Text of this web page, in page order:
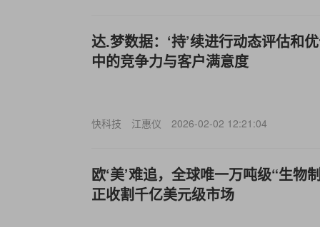
达.梦数据：‘持’续进行动态评估和
中的竞争力与客户满意度
快科技 江惠仪 2026-02-02 12:21:04
欧‘美’难追，全球唯一万吨级“生物
正收割千亿美元级市场